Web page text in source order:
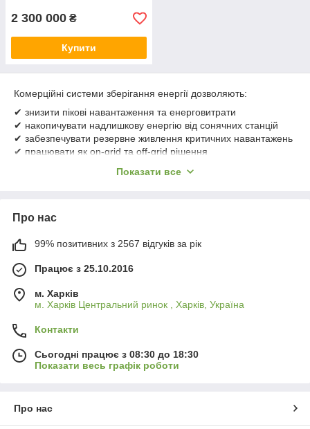
2 300 000 ₴
Купити
Комерційні системи зберігання енергії дозволяють:
✔ знизити пікові навантаження та енерговитрати
✔ накопичувати надлишкову енергію від сонячних станцій
✔ забезпечувати резервне живлення критичних навантажень
✔ працювати як on-grid та off-grid рішення
надійність і простоту експлуатації.
Типові сфери застосування:
• Логістичні та складські комплекси
• Готелі, торгові центри, офісні кластери
• Сонячні електростанції та мікромережі
• Об’єкти із критичною інфраструктурою
Ці рішення дозволяють оптимізувати енергоспоживання,
в умовах нестабільної мережі.
Показати все
Про нас
99% позитивних з 2567 відгуків за рік
Працює з 25.10.2016
м. Харків
м. Харків Центральний ринок , Харків, Україна
Контакти
Сьогодні працює з 08:30 до 18:30
Показати весь графік роботи
Про нас